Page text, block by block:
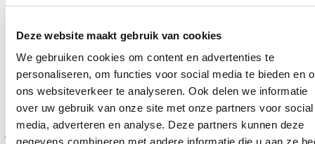
Deze website maakt gebruik van cookies
We gebruiken cookies om content en advertenties te
personaliseren, om functies voor social media te bieden en
ons websiteverkeer te analyseren. Ook delen we informatie
over uw gebruik van onze site met onze partners voor social
media, adverteren en analyse. Deze partners kunnen deze
gegevens combineren met andere informatie die u aan ze
zal ook in 2023 opgenomen worden door de Dienst Preventie voor
Veiligheid. De coördinator van de taskforce seksueel
grensoverschrijdend gedrag en de horecacoach zijn hierbij de
sleutelfiguren.
Momenteel onderzoekt de werkgroep Nightlife, onderdeel van de
taskforce Seksueel Grensoverschrijdend Gedrag ( SGG), de
precieze locatie en de inrichting van dit meldpunt. We voorzien dit
jaar bijkomend ook psychologische ondersteuning voor de